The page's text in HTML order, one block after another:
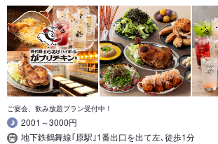
ご宴会、飲み放題プラン受付中！
2001～3000円
地下鉄鶴舞線｢原駅｣1番出口を出て左､徒歩1分